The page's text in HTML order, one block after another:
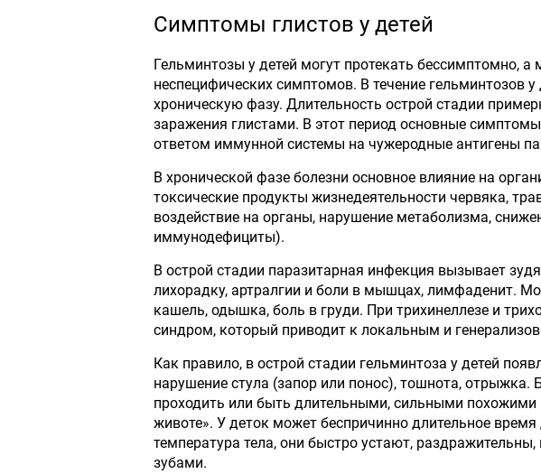
Симптомы глистов у детей
Гельминтозы у детей могут протекать бессимптомно,
неспецифических симптомов. В течение гельминтозов
хроническую фазу. Длительность острой стадии
заражения глистами. В этот период основные
ответом иммунной системы на чужеродные антигены
В хронической фазе болезни основное влияние на
токсические продукты жизнедеятельности червяка,
воздействие на органы, нарушение метаболизма,
иммунодефициты).
В острой стадии паразитарная инфекция вызывает
лихорадку, артралгии и боли в мышцах, лимфаденит.
кашель, одышка, боль в груди. При трихинеллезе и
синдром, который приводит к локальным и
Как правило, в острой стадии гельминтоза у детей
нарушение стула (запор или понос), тошнота, отрыжка.
проходить или быть длительными, сильными похожими
животе». У деток может беспричинно длительное
температура тела, они быстро устают, раздражительны,
зубами.